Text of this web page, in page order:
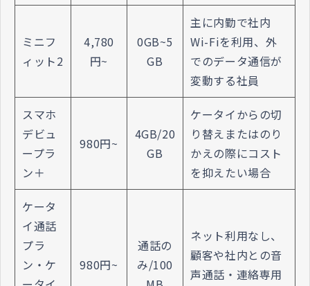
ミニフ
ィット2
4,780
円~
0GB~5
GB
主に内勤で社内
Wi-Fiを利用、外
でのデータ通信が
変動する社員
スマホ
デビュ
ープラ
ン＋
980円~
4GB/20
GB
ケータイからの切
り替えまたはのり
かえの際にコスト
を抑えたい場合
ケータ
イ通話
プラ
ン・ケ
980円~
通話の
み/100
ネット利用なし、
顧客や社内との音
声通話・連絡専用